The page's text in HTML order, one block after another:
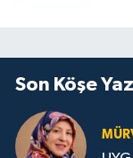
Son Köşe